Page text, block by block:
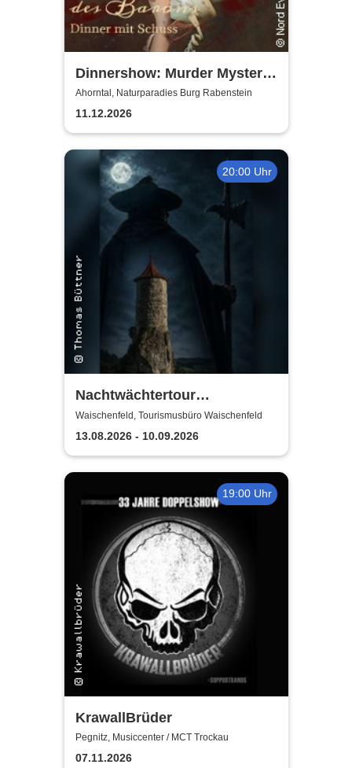
Dinnershow: Murder Mystery
Dinner
Ahorntal, Naturparadies Burg Rabenstein
11.12.2026
20:00 Uhr
Nachtwächtertour
Waischenfeld
Waischenfeld, Tourismusbüro Waischenfeld
13.08.2026 - 10.09.2026
19:00 Uhr
KrawallBrüder
Pegnitz, Musiccenter / MCT Trockau
07.11.2026